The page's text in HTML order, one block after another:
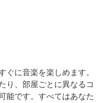
ぐに音楽を楽しめます。
り、部屋ごとに異なるコ
能です。すべてはあなた